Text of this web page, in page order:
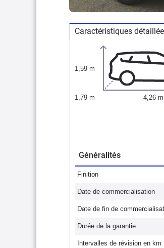
Caractéristiques
1,59 m
1,79 m 4,26 m
Généralités
Finition
Date de commercialisation
Date de fin de
Durée de la garantie
Intervalles de révision en km